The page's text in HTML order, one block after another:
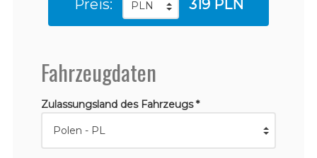
Preis: 319 PLN
Fahrzeugdaten
Zulassungsland des Fahrzeugs *